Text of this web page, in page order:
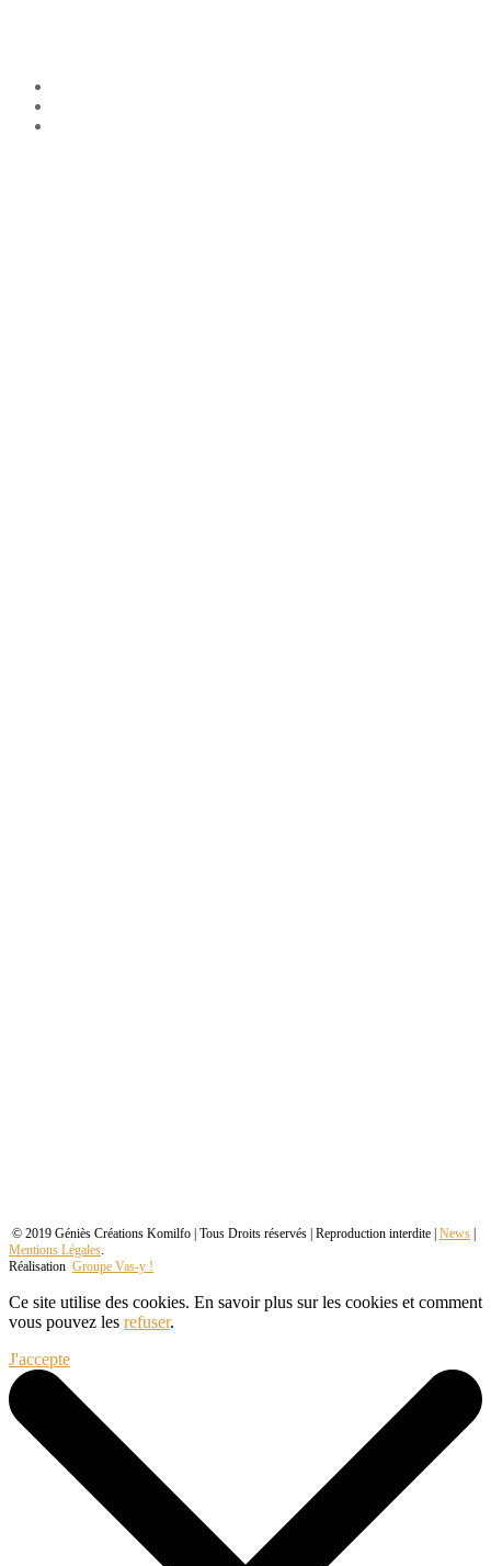
© 2019 Géniès Créations Komilfo | Tous Droits réservés | Reproduction interdite | News
Mentions Légales.
Réalisation Groupe Vas-y !
Ce site utilise des cookies. En savoir plus sur les cookies et comment
vous pouvez les refuser.
J'accepte